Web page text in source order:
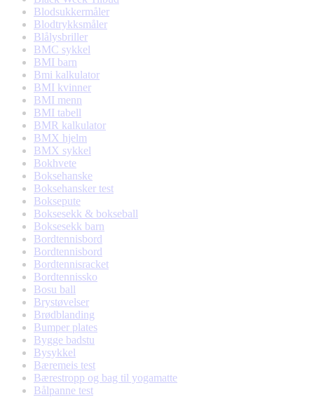
Blodsukkermåler
Blodtrykksmåler
Blålysbriller
BMC sykkel
BMI barn
Bmi kalkulator
BMI kvinner
BMI menn
BMI tabell
BMR kalkulator
BMX hjelm
BMX sykkel
Bokhvete
Boksehanske
Boksehansker test
Boksepute
Boksesekk & bokseball
Boksesekk barn
Bordtennisbord
Bordtennisbord
Bordtennisracket
Bordtennissko
Bosu ball
Brystøvelser
Brødblanding
Bumper plates
Bygge badstu
Bysykkel
Bæremeis test
Bærestropp og bag til yogamatte
Bålpanne test